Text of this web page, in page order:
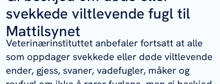
svekkede viltlevende fugl til
Mattilsynet
Veterinærinstituttet anbefaler fortsatt at alle
som oppdager svekkede eller døde viltlevende
ender, gjess, svaner, vadefugler, måker og